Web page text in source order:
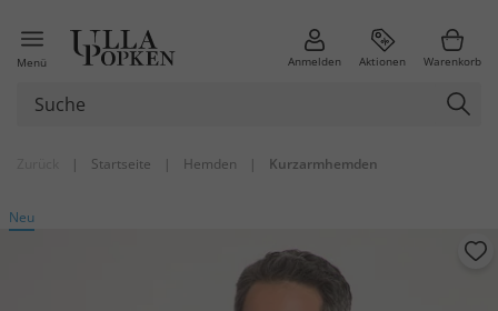
Menü Anmelden Aktionen Warenkorb
| Startseite | Hemden | Kurzarmhemden
Neu